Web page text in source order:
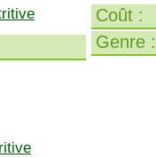
Coût :
Genre :